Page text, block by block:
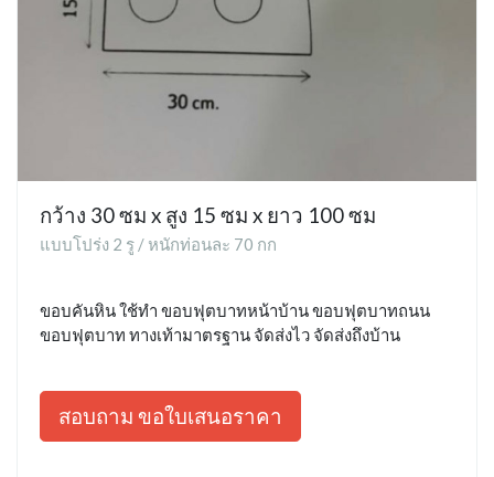
กว้าง 30 ซม x สูง 15 ซม x ยาว 100 ซม
แบบโปร่ง 2 รู / หนักท่อนละ 70 กก
ขอบคันหิน ใช้ทำ ขอบฟุตบาทหน้าบ้าน ขอบฟุตบาทถนน
ขอบฟุตบาท ทางเท้ามาตรฐาน จัดส่งไว จัดส่งถึงบ้าน
สอบถาม ขอใบเสนอราคา